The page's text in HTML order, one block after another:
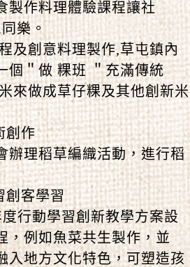
製作料理體驗課程讓社
樂。
及創意料理製作,草屯鎮內
個＂做 粿班 ＂充滿傳統
來做成草仔粿及其他創新米
創作
辦理稻草編織活動，進行稻
創客學習
行動學習創新教學方案設
，例如魚菜共生製作，並
入地方文化特色，可塑造孩